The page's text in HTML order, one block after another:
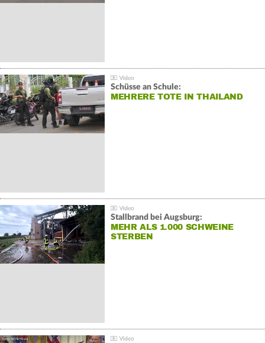
Schüsse an Schule:
MEHRERE TOTE IN THAILAND
Stallbrand bei Augsburg:
MEHR ALS 1.000 SCHWEINE
STERBEN